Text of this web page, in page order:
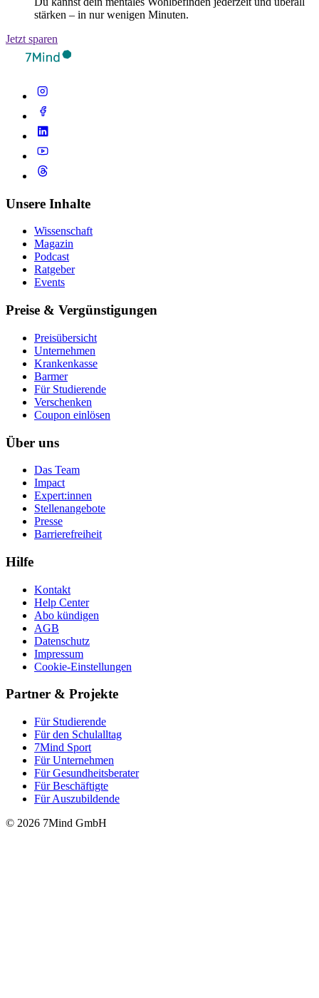
stärken – in nur wenigen Minuten.
Jetzt sparen
Unsere Inhalte
Wissenschaft
Magazin
Podcast
Ratgeber
Events
Preise & Vergünstigungen
Preisübersicht
Unternehmen
Krankenkasse
Barmer
Für Studierende
Ver­schen­ken
Coupon einlösen
Über uns
Das Team
Impact
Expert:innen
Stellenangebote
Presse
Barrierefreiheit
Hilfe
Kontakt
Help Center
Abo kündigen
AGB
Datenschutz
Impressum
Cookie-Einstellungen
Partner & Projekte
Für Stu­die­rende
Für den Schulalltag
7Mind Sport
Für Unter­neh­men
Für Gesund­heits­be­ra­ter
Für Beschäftigte
Für Auszubildende
© 2026 7Mind GmbH